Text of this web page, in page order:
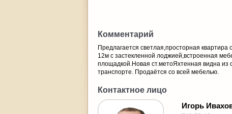
Комментарий
Предлагается светлая,просторная
12м с застекленной лоджией,встроенная
площадкой.Новая ст.метоЯхтенная видна из
транспорте. Продаётся со всей мебелью.
Контактное лицо
Игорь